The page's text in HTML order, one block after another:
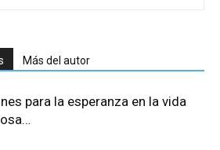
Más del autor
para la esperanza en la vida